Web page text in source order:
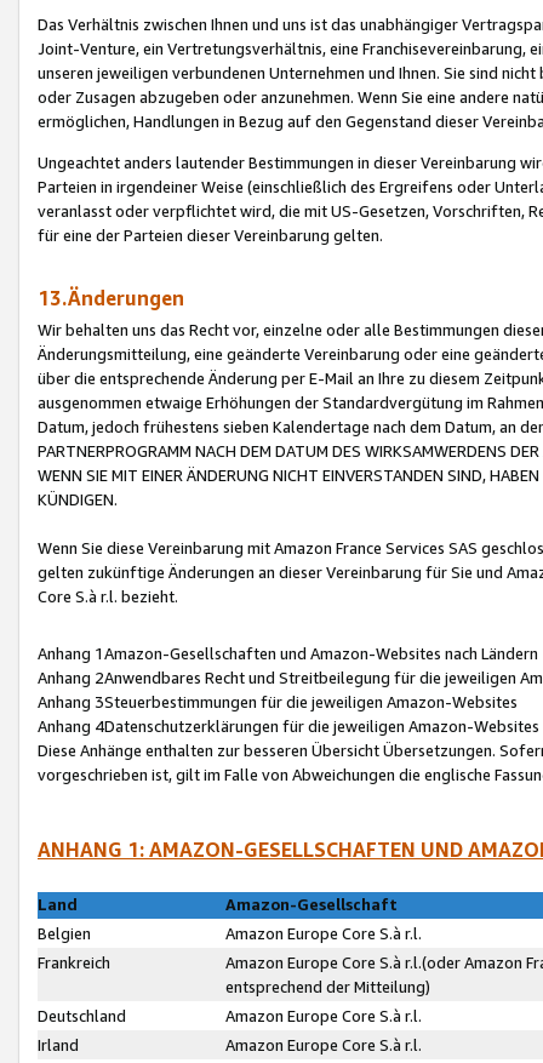
Das Verhältnis zwischen Ihnen und uns ist das unabhängiger
Joint-Venture, ein Vertretungsverhältnis, eine Franchisevereinbarung,
unseren jeweiligen verbundenen Unternehmen und Ihnen. Sie sind
oder Zusagen abzugeben oder anzunehmen. Wenn Sie eine andere
ermöglichen, Handlungen in Bezug auf den Gegenstand dieser
Ungeachtet anders lautender Bestimmungen in dieser Vereinbarung
Parteien in irgendeiner Weise (einschließlich des Ergreifens oder
veranlasst oder verpflichtet wird, die mit US-Gesetzen, Vorschriften,
für eine der Parteien dieser Vereinbarung gelten.
13.Änderungen
Wir behalten uns das Recht vor, einzelne oder alle Bestimmungen
Änderungsmitteilung, eine geänderte Vereinbarung oder eine
über die entsprechende Änderung per E-Mail an Ihre zu diesem
ausgenommen etwaige Erhöhungen der Standardvergütung im
Datum, jedoch frühestens sieben Kalendertage nach dem Datum, an
PARTNERPROGRAMM NACH DEM DATUM DES WIRKSAMWERDENS
WENN SIE MIT EINER ÄNDERUNG NICHT EINVERSTANDEN SIND,
KÜNDIGEN.
Wenn Sie diese Vereinbarung mit Amazon France Services SAS
gelten zukünftige Änderungen an dieser Vereinbarung für Sie und
Core S.à r.l. bezieht.
Anhang 1Amazon-Gesellschaften und Amazon-Websites nach Ländern
Anhang 2Anwendbares Recht und Streitbeilegung für die jeweiligen
Anhang 3Steuerbestimmungen für die jeweiligen Amazon-Websites
Anhang 4Datenschutzerklärungen für die jeweiligen Amazon-Websites
Diese Anhänge enthalten zur besseren Übersicht Übersetzungen.
vorgeschrieben ist, gilt im Falle von Abweichungen die englische
ANHANG 1: AMAZON-GESELLSCHAFTEN UND
Land
Amazon-Gesellschaft
Belgien
Amazon Europe Core S.à r.l.
Frankreich
Amazon Europe Core S.à r.l.(oder Amazon
entsprechend der Mitteilung)
Deutschland
Amazon Europe Core S.à r.l.
Irland
Amazon Europe Core S.à r.l.